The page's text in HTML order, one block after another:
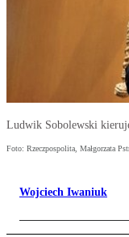
Ludwik Sobolewski
Foto: Rzeczpospolita, Małgorzata
Wojciech Iwaniuk